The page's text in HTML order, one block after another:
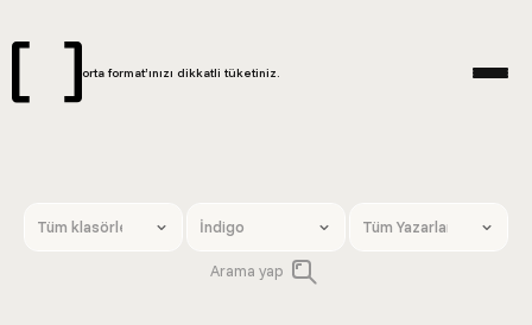
orta format’ınızı dikkatli tüketiniz.
Arama yap